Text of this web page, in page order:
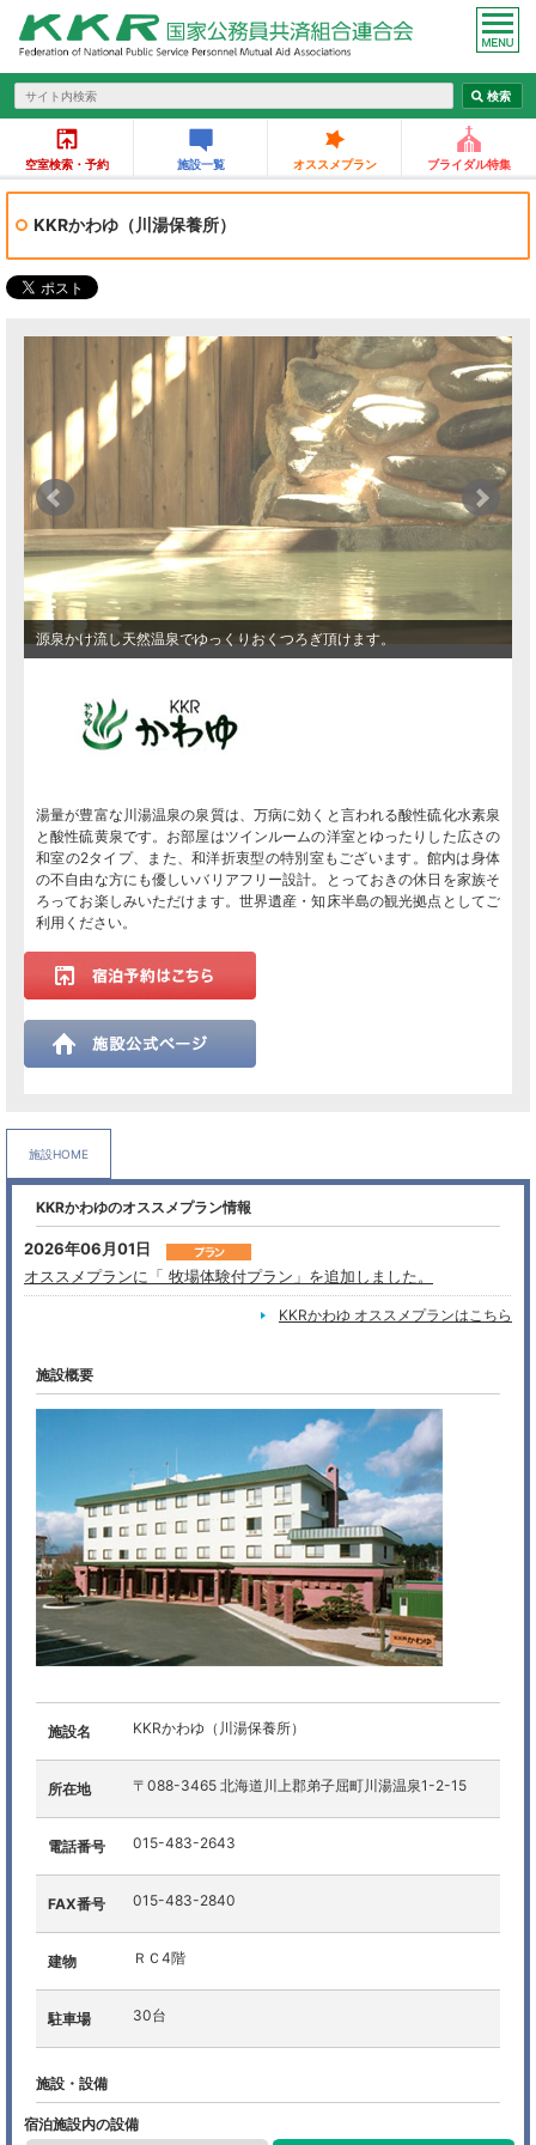
空室検索・予約 施設一覧 オススメプラン ブライダル特集
KKRかわゆ（川湯保養所）
源泉かけ流し天然温泉でゆっくりおくつろぎ頂けます。
湯量が豊富な川湯温泉の泉質は、万病に効くと言われる酸性硫化水素泉
と酸性硫黄泉です。お部屋はツインルームの洋室とゆったりした広さの
和室の2タイプ、また、和洋折衷型の特別室もございます。館内は身体
の不自由な方にも優しいバリアフリー設計。とっておきの休日を家族そ
ろってお楽しみいただけます。世界遺産・知床半島の観光拠点としてご
利用ください。
施設HOME
KKRかわゆのオススメプラン情報
2026年06月01日
オススメプランに「 牧場体験付プラン」を追加しました。
KKRかわゆ オススメプランはこちら
施設概要
施設名 KKRかわゆ（川湯保養所）
所在地 〒088-3465 北海道川上郡弟子屈町川湯温泉1-2-15
電話番号 015-483-2643
FAX番号 015-483-2840
建物 ＲＣ4階
駐車場 30台
施設・設備
宿泊施設内の設備